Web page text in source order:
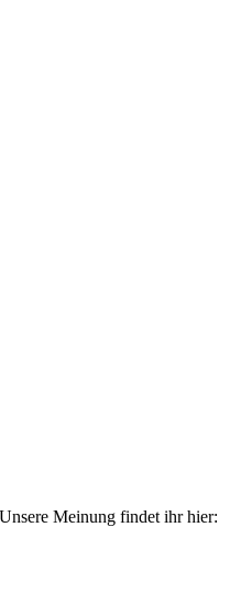
Meinung findet ihr hier: